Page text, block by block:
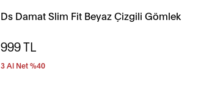
Ds Damat Slim Fit Beyaz Çizgili Gömlek
999TL
3 Al Net %40